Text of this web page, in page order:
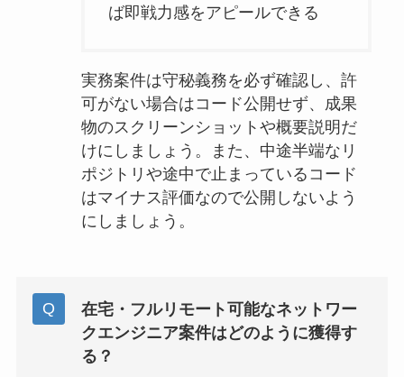
ば即戦力感をアピールできる
実務案件は守秘義務を必ず確認し、許
可がない場合はコード公開せず、成果
物のスクリーンショットや概要説明だ
けにしましょう。また、中途半端なリ
ポジトリや途中で止まっているコード
はマイナス評価なので公開しないよう
にしましょう。
在宅・フルリモート可能なネットワー
クエンジニア案件はどのように獲得す
る？